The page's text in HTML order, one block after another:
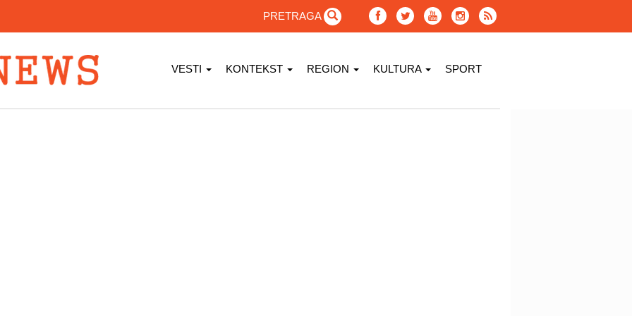
PRETRAGA
VESTI KONTEKST REGION KULTURA SPORT